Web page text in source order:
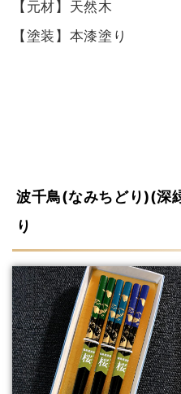
【元材】天然木
【塗装】本漆塗り
波千鳥(なみちどり)(深
り